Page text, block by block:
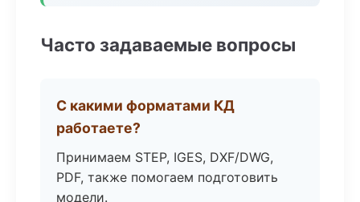
Часто задаваемые вопросы
С какими форматами КД
работаете?
Принимаем STEP, IGES, DXF/DWG,
PDF, также помогаем подготовить
модели.